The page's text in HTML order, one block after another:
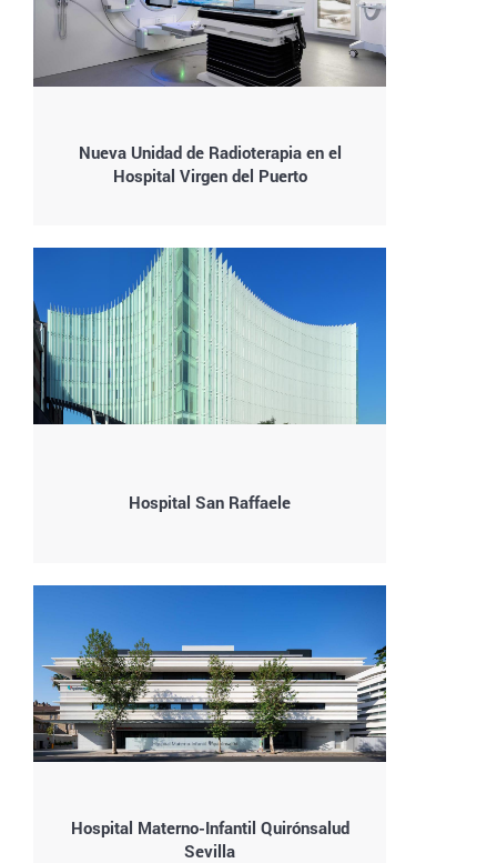
Nueva Unidad de Radioterapia en el
Hospital Virgen del Puerto
Hospital San Raffaele
Hospital Materno-Infantil Quirónsalud
Sevilla